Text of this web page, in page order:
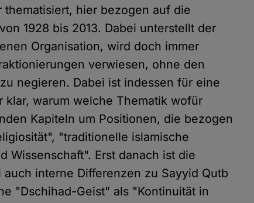
hier bezogen auf die
1928 bis 2013. Dabei unterstellt der
Organisation, wird doch immer
verwiesen, ohne den
negieren. Dabei ist indessen für eine
klar, warum welche Thematik wofür
Kapiteln um Positionen, die bezogen
"traditionelle islamische
Wissenschaft". Erst danach ist die
interne Differenzen zu Sayyid Qutb
"Dschihad-Geist" als "Kontinuität in